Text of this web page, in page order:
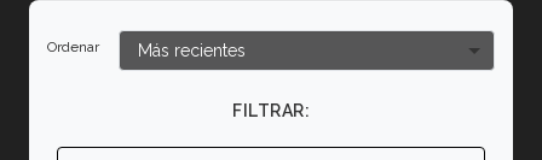
Ordenar
FILTRAR: